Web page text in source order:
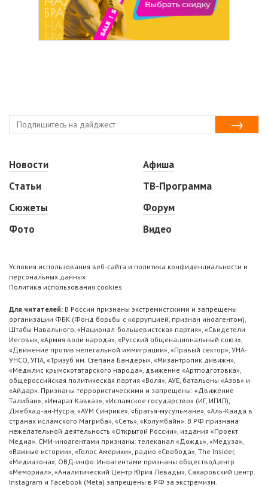
Новости
Статьи
Сюжеты
Фото
Афиша
ТВ-Программа
Форум
Видео
Условия использования веб-сайта и политика конфиденциальности и
персональных данных
Политика использования cookies
Для читателей: В России признаны экстремистскими и запрещены
организации ФБК (Фонд борьбы с коррупцией, признан иноагентом),
Штабы Навального, «Национал-большевистская партия», «Свидетели
Иеговы», «Армия воли народа», «Русский общенациональный союз»,
«Движение против нелегальной иммиграции», «Правый сектор», УНА-
УНСО, УПА, «Тризуб им. Степана Бандеры», «Мизантропик дивижн»,
«Меджлис крымскотатарского народа», движение «Артподготовка»,
общероссийская политическая партия «Воля», АУЕ, батальоны «Азов» и
«Айдар». Признаны террористическими и запрещены: «Движение
Талибан», «Имарат Кавказ», «Исламское государство» (ИГ, ИГИЛ),
Джебхад-ан-Нусра, «АУМ Синрике», «Братья-мусульмане», «Аль-Каида в
странах исламского Магриба», «Сеть», «Колумбайн». В РФ признана
нежелательной деятельность «Открытой России», издания «Проект
Медиа». СМИ-иноагентами признаны: телеканал «Дождь», «Медуза»,
«Важные истории», «Голос Америки», радио «Свобода», The Insider,
«Медиазона», ОВД-инфо. Иноагентами признаны общество/центр
«Мемориал», «Аналитический Центр Юрия Левады», Сахаровский центр.
Instagram и Facebook (Metа) запрещены в РФ за экстремизм.